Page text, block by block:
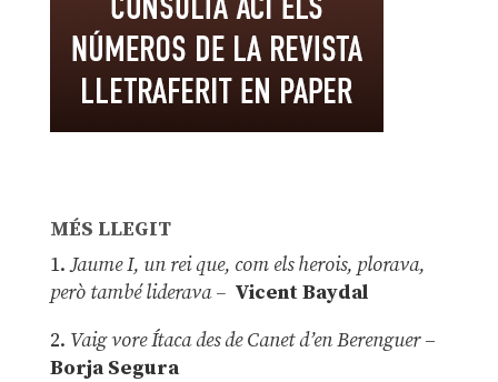
MÉS LLEGIT
1.Jaume I, un rei que, com els herois, plorava,
però també liderava – Vicent Baydal
2. Vaig vore Ítaca des de Canet d’en Berenguer–
Borja Segura